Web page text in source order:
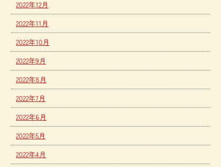
2022年12月
2022年11月
2022年10月
2022年9月
2022年8月
2022年7月
2022年6月
2022年5月
2022年4月